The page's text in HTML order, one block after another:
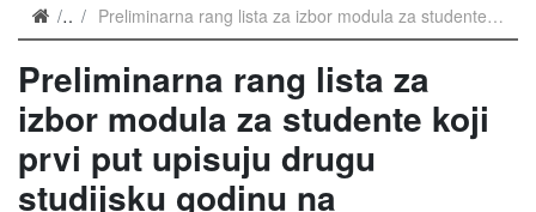
VestiPreliminarna rang lista za izbor modula za studente koji prvi put upisuju drugu studijsku godinu na studijskom programu Elektrotehnika i računarstvo
Preliminarna rang lista za
izbor modula za studente koji
prvi put upisuju drugu
studijsku godinu na